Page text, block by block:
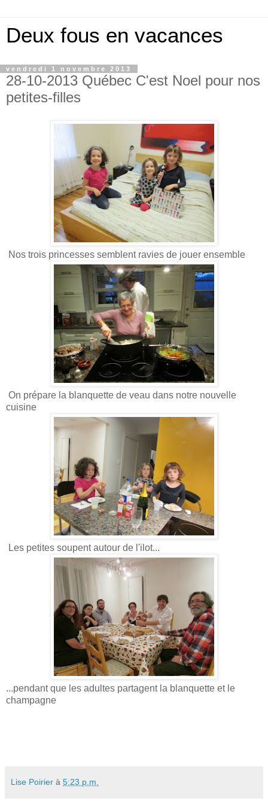
Deux fous en vacances
vendredi 1 novembre 2013
28-10-2013 Québec C'est Noel pour nos
petites-filles
Nos trois princesses semblent ravies de jouer ensemble
On prépare la blanquette de veau dans notre nouvelle
cuisine
Les petites soupent autour de l'ilot...
...pendant que les adultes partagent la blanquette et le
champagne
Lise Poirier à 5:23 p.m.